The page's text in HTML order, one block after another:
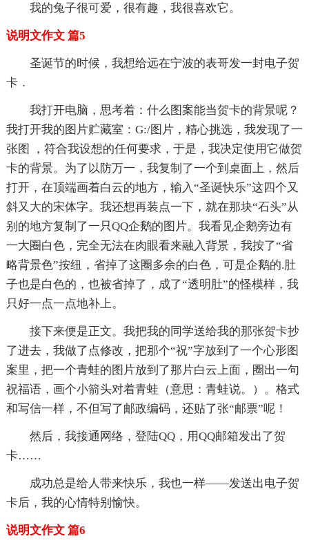
我的兔子很可爱，很有趣，我很喜欢它。
说明文作文 篇5
圣诞节的时候，我想给远在宁波的表哥发一封电子贺
卡．
我打开电脑，思考着：什么图案能当贺卡的背景呢？
我打开我的图片贮藏室：G:/图片，精心挑选，我发现了一
张图 ，符合我设想的任何要求，于是，我决定使用它做贺
卡的背景。为了以防万一，我复制了一个到桌面上，然后
打开，在顶端画着白云的地方，输入“圣诞快乐”这四个又
斜又大的宋体字。我还想再装点一下，就在那块“石头”从
别的地方复制了一只QQ企鹅的图片。我看见企鹅旁边有
一大圈白色，完全无法在肉眼看来融入背景，我按了“省
略背景色”按纽，省掉了这圈多余的白色，可是企鹅的.肚
子也是白色的，也被省掉了，成了“透明肚”的怪模样，我
只好一点一点地补上。
接下来便是正文。我把我的同学送给我的那张贺卡抄
了进去，我做了点修改，把那个“祝”字放到了一个心形图
案里，把一个青蛙的图片放到了那片白云上面，圈出一句
祝福语，画个小箭头对着青蛙（意思：青蛙说。）。格式
和写信一样，不但写了邮政编码，还贴了张“邮票”呢！
然后，我接通网络，登陆QQ，用QQ邮箱发出了贺
卡……
成功总是给人带来快乐，我也一样——发送出电子贺
卡后，我的心情特别愉快。
说明文作文 篇6